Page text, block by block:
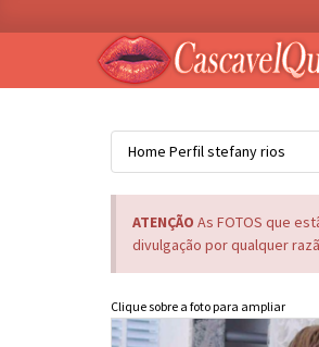
Home Perfilstefany rios
ATENÇÃO As FOTOS que
divulgação por qualquer
Clique sobre a foto para ampliar